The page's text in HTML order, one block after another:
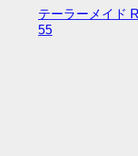
テーラーメイド
55